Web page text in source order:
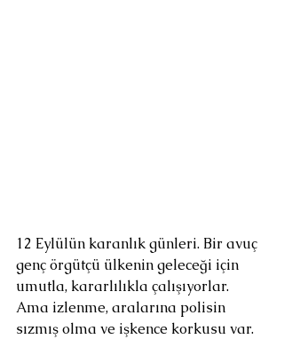
12 Eylülün karanlık günleri. Bir avuç
genç örgütçü ülkenin geleceği için
umutla, kararlılıkla çalışıyorlar.
Ama izlenme, aralarına polisin
sızmış olma ve işkence korkusu var.